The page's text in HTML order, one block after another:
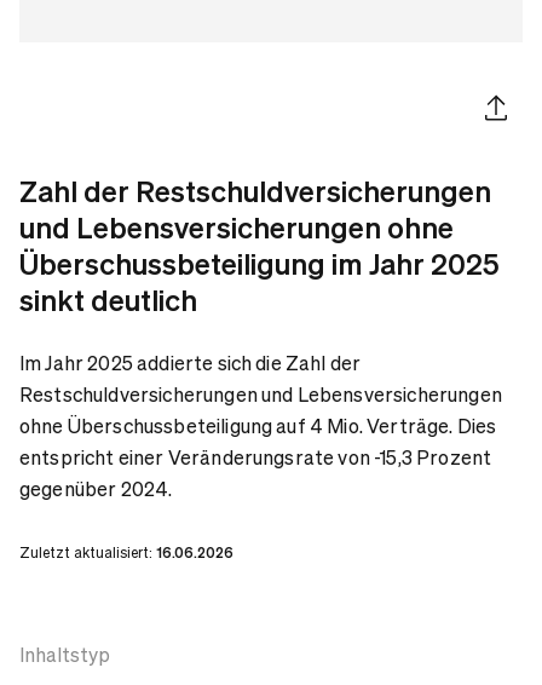
Artikel
Zahl der Restschuldversicherungen
und Lebensversicherungen ohne
Überschussbeteiligung im Jahr 2025
sinkt deutlich
Im Jahr 2025 addierte sich die Zahl der
Restschuldversicherungen und Lebensversicherungen
ohne Überschussbeteiligung auf 4 Mio. Verträge. Dies
entspricht einer Veränderungsrate von -15,3 Prozent
gegenüber 2024.
Zuletzt aktualisiert: 16.06.2026
Inhaltstyp